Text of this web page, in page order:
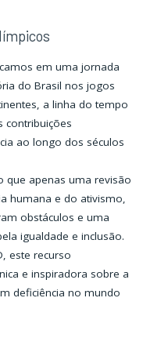
em uma jornada
do Brasil nos jogos
a linha do tempo
contribuições
ao longo dos séculos
que apenas uma revisão
humana e do ativismo,
obstáculos e uma
igualdade e inclusão.
este recurso
e inspiradora sobre a
deficiência no mundo